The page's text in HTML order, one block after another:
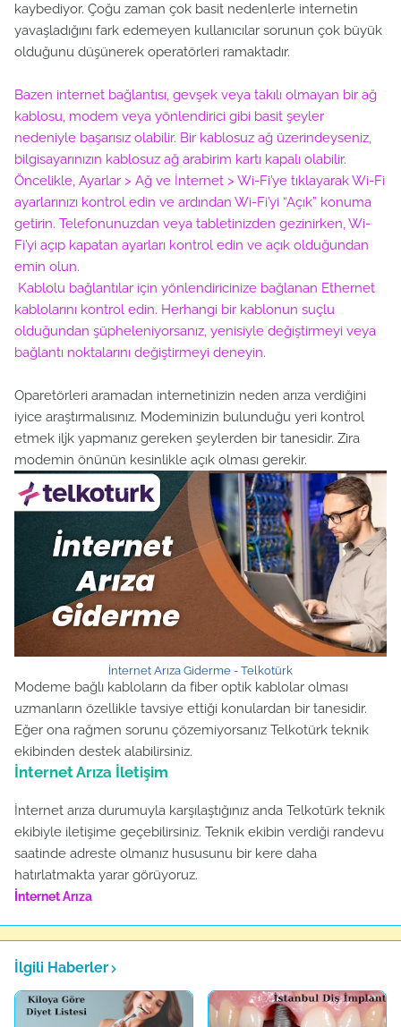
kaybediyor. Çoğu zaman çok basit nedenlerle internetin
yavaşladığını fark edemeyen kullanıcılar sorunun çok büyük
olduğunu düşünerek operatörleri ramaktadır.
Bazen internet bağlantısı, gevşek veya takılı olmayan bir ağ
kablosu, modem veya yönlendirici gibi basit şeyler
nedeniyle başarısız olabilir. Bir kablosuz ağ üzerindeyseniz,
bilgisayarınızın kablosuz ağ arabirim kartı kapalı olabilir.
Öncelikle, Ayarlar > Ağ ve İnternet > Wi-Fi’ye tıklayarak Wi-Fi
ayarlarınızı kontrol edin ve ardından Wi-Fi’yi “Açık” konuma
getirin. Telefonunuzdan veya tabletinizden gezinirken, Wi-
Fi’yi açıp kapatan ayarları kontrol edin ve açık olduğundan
emin olun.
Kablolu bağlantılar için yönlendiricinize bağlanan Ethernet
kablolarını kontrol edin. Herhangi bir kablonun suçlu
olduğundan şüpheleniyorsanız, yenisiyle değiştirmeyi veya
bağlantı noktalarını değiştirmeyi deneyin.
Oparetörleri aramadan internetinizin neden arıza verdiğini
iyice araştırmalısınız. Modeminizin bulunduğu yeri kontrol
etmek iljk yapmanız gereken şeylerden bir tanesidir. Zira
modemin önünün kesinlikle açık olması gerekir.
İnternet Arıza Giderme - Telkotürk
Modeme bağlı kabloların da fiber optik kablolar olması
uzmanların özellikle tavsiye ettiği konulardan bir tanesidir.
Eğer ona rağmen sorunu çözemiyorsanız Telkotürk teknik
ekibinden destek alabilirsiniz.
İnternet Arıza İletişim
İnternet arıza durumuyla karşılaştığınız anda Telkotürk teknik
ekibiyle iletişime geçebilirsiniz. Teknik ekibin verdiği randevu
saatinde adreste olmanız hususunu bir kere daha
hatırlatmakta yarar görüyoruz.
İnternet Arıza
İlgili Haberler